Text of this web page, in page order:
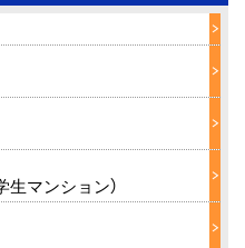
生マンション）